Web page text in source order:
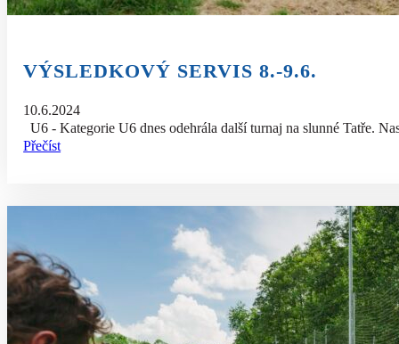
VÝSLEDKOVÝ SERVIS 8.-9.6.
10.6.2024
U6 - Kategorie U6 dnes odehrála další turnaj na slunné Tatře.
Přečíst